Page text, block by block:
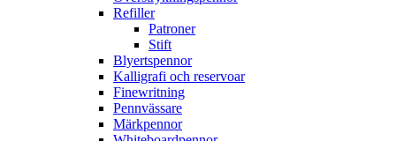
Refiller
Patroner
Stift
Blyertspennor
Kalligrafi och reservoar
Finewritning
Pennvässare
Märkpennor